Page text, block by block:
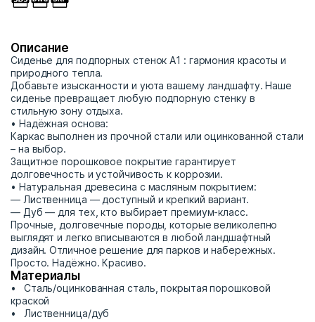
Описание
Сиденье для подпорных стенок А1 : гармония красоты и
природного тепла.
Добавьте изысканности и уюта вашему ландшафту. Наше
сиденье превращает любую подпорную стенку в
стильную зону отдыха.
• Надёжная основа:
Каркас выполнен из прочной стали или оцинкованной стали
– на выбор.
Защитное порошковое покрытие гарантирует
долговечность и устойчивость к коррозии.
• Натуральная древесина с масляным покрытием:
— Лиственница — доступный и крепкий вариант.
— Дуб — для тех, кто выбирает премиум-класс.
Прочные, долговечные породы, которые великолепно
выглядят и легко вписываются в любой ландшафтный
дизайн. Отличное решение для парков и набережных.
Просто. Надёжно. Красиво.
Материалы
Сталь/оцинкованная сталь, покрытая порошковой
краской
Лиственница/дуб